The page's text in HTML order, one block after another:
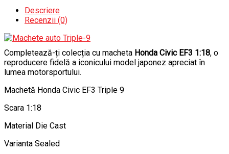
Descriere
Recenzii (0)
Completează-ți colecția cu macheta Honda Civic EF3 1:18, o
reproducere fidelă a iconicului model japonez apreciat în
lumea motorsportului.
Machetă Honda Civic EF3 Triple 9
Scara 1:18
Material Die Cast
Varianta Sealed